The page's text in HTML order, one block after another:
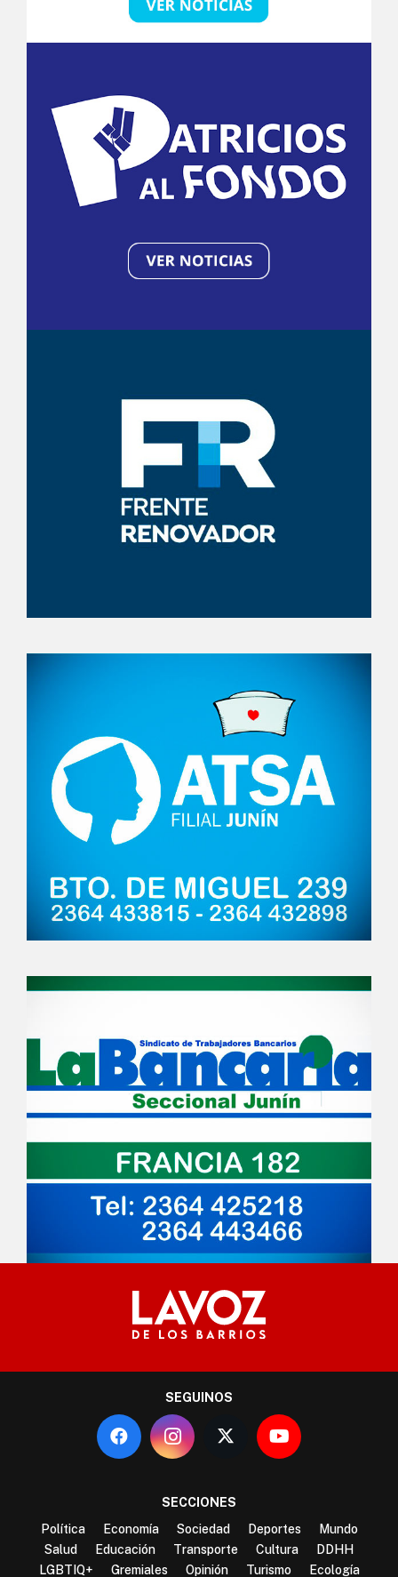
SEGUINOS
SECCIONES
Política
Economía Sociedad Deportes
Mundo
Salud
Educación Transporte Cultura
DDHH
LGBTIQ+
Gremiales Opinión Turismo Ecología